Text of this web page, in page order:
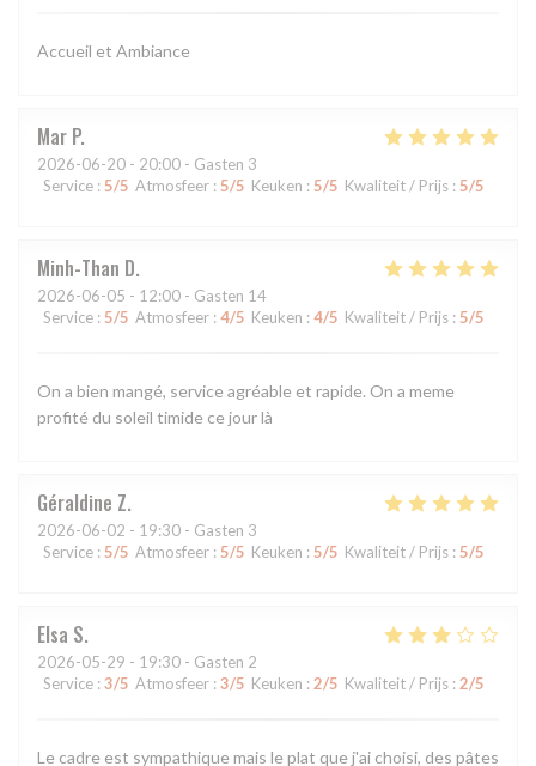
Accueil et Ambiance
Mar P
2026-06-20 - 20:00 - Gasten 3
Service : 5/5 Atmosfeer : 5/5 Keuken : 5/5 Kwaliteit / Prijs : 5/5
Minh-Than D
2026-06-05 - 12:00 - Gasten 14
Service : 5/5 Atmosfeer : 4/5 Keuken : 4/5 Kwaliteit / Prijs : 5/5
On a bien mangé, service agréable et rapide. On a meme
profité du soleil timide ce jour là
Géraldine Z
2026-06-02 - 19:30 - Gasten 3
Service : 5/5 Atmosfeer : 5/5 Keuken : 5/5 Kwaliteit / Prijs : 5/5
Elsa S
2026-05-29 - 19:30 - Gasten 2
Service : 3/5 Atmosfeer : 3/5 Keuken : 2/5 Kwaliteit / Prijs : 2/5
Le cadre est sympathique mais le plat que j'ai choisi, des pâtes